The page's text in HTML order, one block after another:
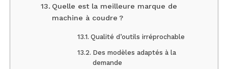
Quelle est la meilleure marque de
machine à coudre ?
Qualité d’outils irréprochable
Des modèles adaptés à la
demande